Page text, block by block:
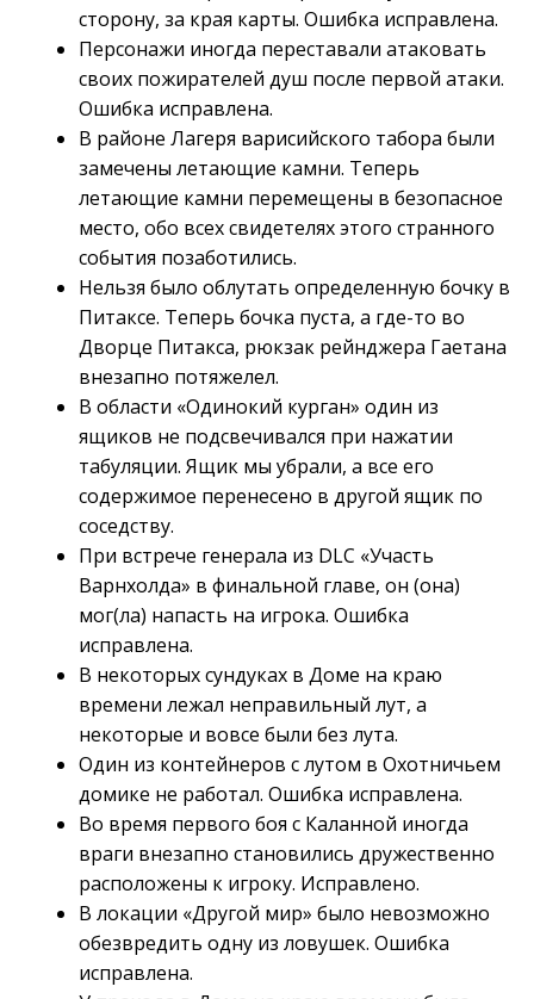
сторону, за края карты. Ошибка исправлена.
Персонажи иногда переставали атаковать
своих пожирателей душ после первой атаки.
Ошибка исправлена.
В районе Лагеря варисийского табора были
замечены летающие камни. Теперь
летающие камни перемещены в безопасное
место, обо всех свидетелях этого странного
события позаботились.
Нельзя было облутать определенную бочку в
Питаксе. Теперь бочка пуста, а где-то во
Дворце Питакса, рюкзак рейнджера Гаетана
внезапно потяжелел.
В области «Одинокий курган» один из
ящиков не подсвечивался при нажатии
табуляции. Ящик мы убрали, а все его
содержимое перенесено в другой ящик по
соседству.
При встрече генерала из DLC «Участь
Варнхолда» в финальной главе, он (она)
мог(ла) напасть на игрока. Ошибка
исправлена.
В некоторых сундуках в Доме на краю
времени лежал неправильный лут, а
некоторые и вовсе были без лута.
Один из контейнеров с лутом в Охотничьем
домике не работал. Ошибка исправлена.
Во время первого боя с Каланной иногда
враги внезапно становились дружественно
расположены к игроку. Исправлено.
В локации «Другой мир» было невозможно
обезвредить одну из ловушек. Ошибка
исправлена.